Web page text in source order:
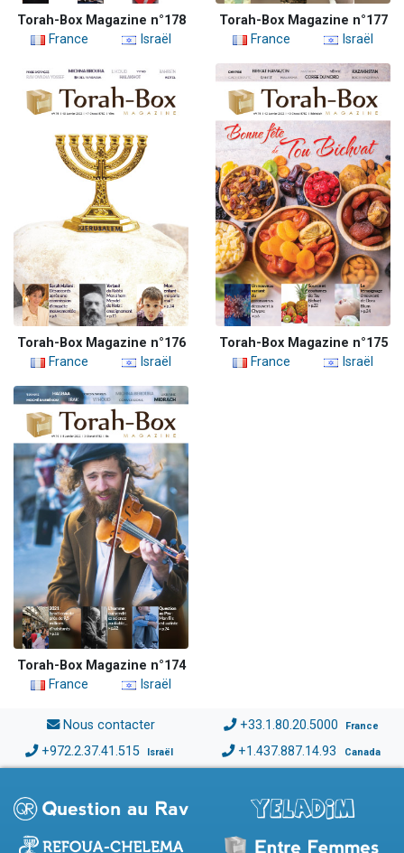
Torah-Box Magazine n°178
France
Israël
Torah-Box Magazine n°177
France
Israël
Torah-Box Magazine n°176
France
Israël
Torah-Box Magazine n°175
France
Israël
Torah-Box Magazine n°174
France
Israël
Nous contacter +33.1.80.20.5000 France
+972.2.37.41.515 Israël +1.437.887.14.93 Canada